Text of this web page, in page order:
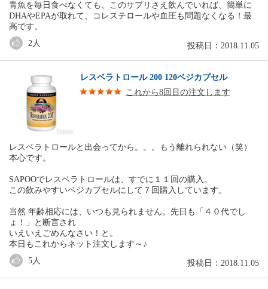
青魚を毎日食べなくても、このサプリさえ飲んでいれば、簡単に
DHAやEPAが取れて、コレステロールや血圧も問題なくなる！最
高です。
投稿日：2018.11.05
2人
レスベラトロール 200 120ベジカプセル
これから8回目の注文します
レスベラトロールと出会ってから。。。もう離れられない（笑）
本心です。
SAPOOでレスベラトロールは、すでに１１回の購入。
この飲みやすいベジカプセルにして７回購入しています。
当然 年齢相応には、いつも見られません。先日も「４０代でし
ょ！」と断言され
いえいえごめんなさい！と。
本日もこれからネット注文します～♪
投稿日：2018.11.05
5人